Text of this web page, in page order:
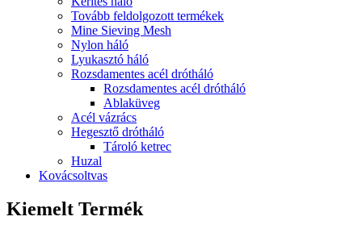
Tovább feldolgozott termékek
Mine Sieving Mesh
Nylon háló
Lyukasztó háló
Rozsdamentes acél drótháló
Rozsdamentes acél drótháló
Ablaküveg
Acél vázrács
Hegesztő drótháló
Tároló ketrec
Huzal
Kovácsoltvas
Kiemelt Termék